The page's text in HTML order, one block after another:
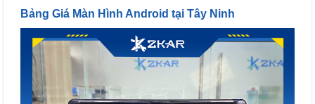
Bảng Giá Màn Hình Android tại Tây Ninh